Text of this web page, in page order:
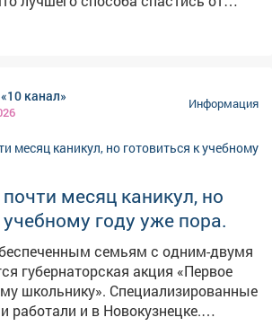
в прохладную воду Томи или
карьеров, просто не найти.
- наша
Администрация города и Защита
проводят масштабную
работу, особенно с детьми и
пр. Авиаторов, в 24 квартале
пруд Моторный, берег реки Петрик и
защитников Донбасса.
🔹Куйбышевский:
1» и «Садопарковое
«Учитель», канал Кузнецкой
канал» Информация
месяц каникул, но
учебному году уже пора.
семьям c одним-двумя
губернаторская акция «Первое
школьнику». Специализированные
работали и в Новокузнецке.